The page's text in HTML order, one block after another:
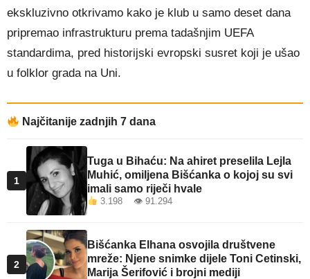
ekskluzivno otkrivamo kako je klub u samo deset dana
pripremao infrastrukturu prema tadašnjim UEFA
standardima, pred historijski evropski susret koji je ušao
u folklor grada na Uni.
Najčitanije zadnjih 7 dana
1
Tuga u Bihaću: Na ahiret preselila Lejla
Muhić, omiljena Bišćanka o kojoj su svi
imali samo riječi hvale
3.198 👁 91.294
2
Bišćanka Elhana osvojila društvene
mreže: Njene snimke dijele Toni Cetinski,
Marija Šerifović i brojni mediji